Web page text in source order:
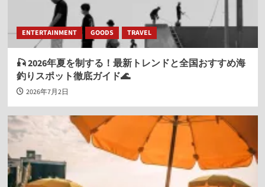
ENTERTAINMENT GOODS TRAVEL
🎣 2026年夏を制する！最新トレンドと全国おすすめ海
釣りスポット徹底ガイド🌊
2026年7月2日